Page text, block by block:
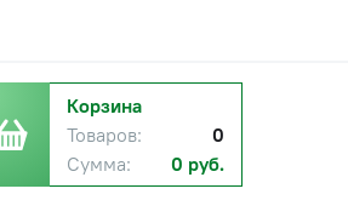
Корзина
Товаров:
0
Сумма:
0 руб.